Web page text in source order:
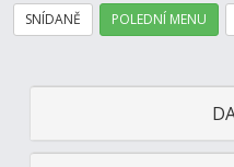
SNÍDANĚ POLEDNÍ MENU